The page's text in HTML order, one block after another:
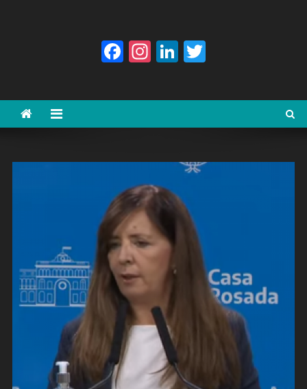
Facebook
Instagram
LinkedIn